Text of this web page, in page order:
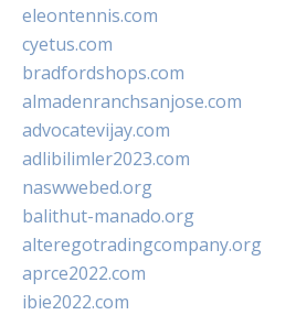
eleontennis.com
cyetus.com
bradfordshops.com
almadenranchsanjose.com
advocatevijay.com
adlibilimler2023.com
naswwebed.org
balithut-manado.org
alteregotradingcompany.org
aprce2022.com
ibie2022.com